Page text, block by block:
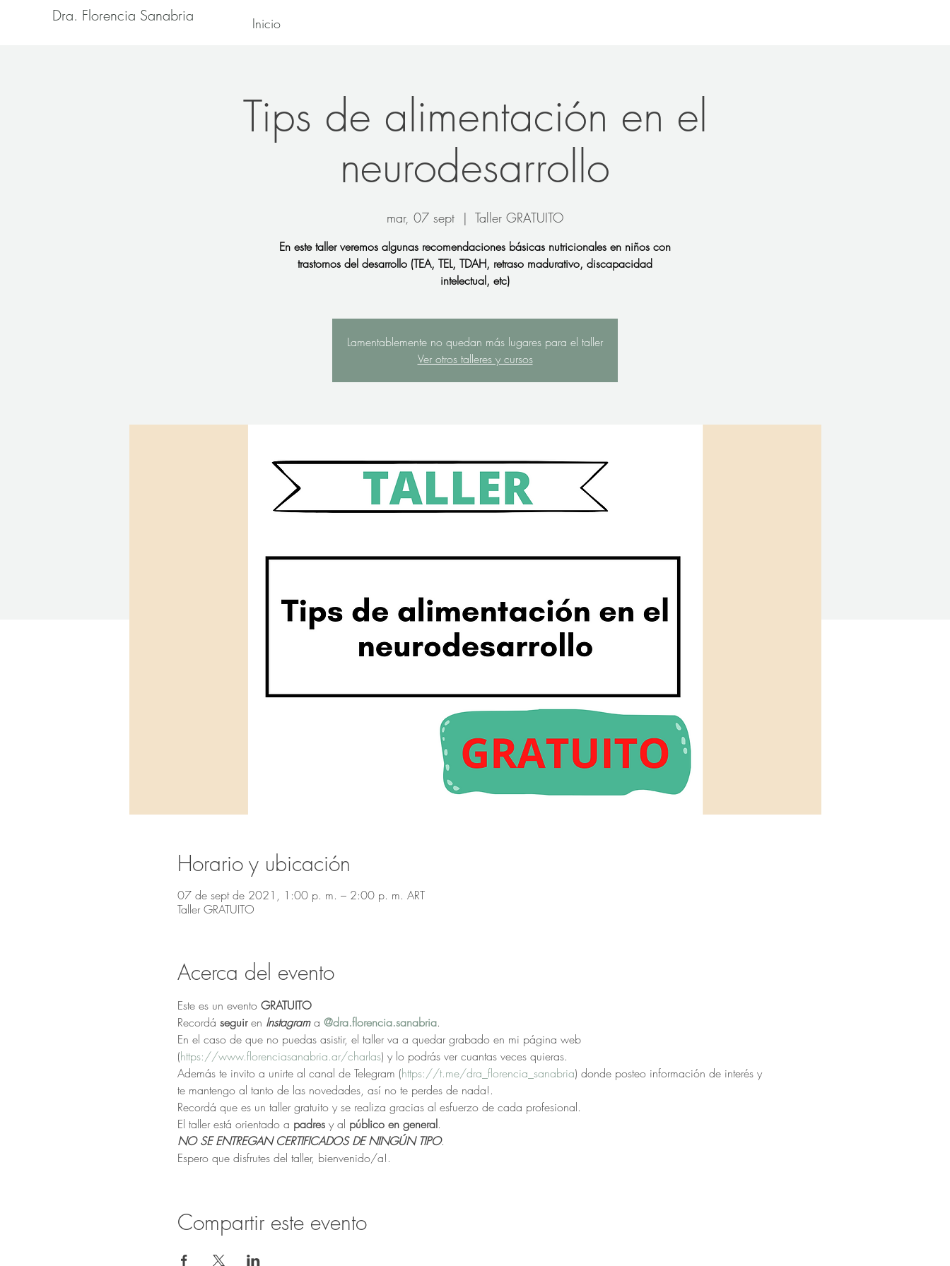
Dra. Florencia Sanabria Inicio
Tips de alimentación en el
neurodesarrollo
mar, 07 sept
  |
Taller GRATUITO
En este taller veremos algunas recomendaciones básicas nutricionales en niños con
trastornos del desarrollo (TEA, TEL, TDAH, retraso madurativo, discapacidad
intelectual, etc)
Lamentablemente no quedan más lugares para el taller
Ver otros talleres y cursos
Horario y ubicación
07 de sept de 2021, 1:00 p. m. – 2:00 p. m. ART
Taller GRATUITO
Acerca del evento
Este es un evento GRATUITO
Recordá seguir en Instagram a @dra.florencia.sanabria.
En el caso de que no puedas asistir, el taller va a quedar grabado en mi página web
(https://www.florenciasanabria.ar/charlas) y lo podrás ver cuantas veces quieras.
Además te invito a unirte al canal de Telegram (https://t.me/dra_florencia_sanabria) donde posteo información de interés y
te mantengo al tanto de las novedades, así no te perdes de nada!.
Recordá que es un taller gratuito y se realiza gracias al esfuerzo de cada profesional.
El taller está orientado a padres y al público en general.
NO SE ENTREGAN CERTIFICADOS DE NINGÚN TIPO.
Espero que disfrutes del taller, bienvenido/a!.
Compartir este evento